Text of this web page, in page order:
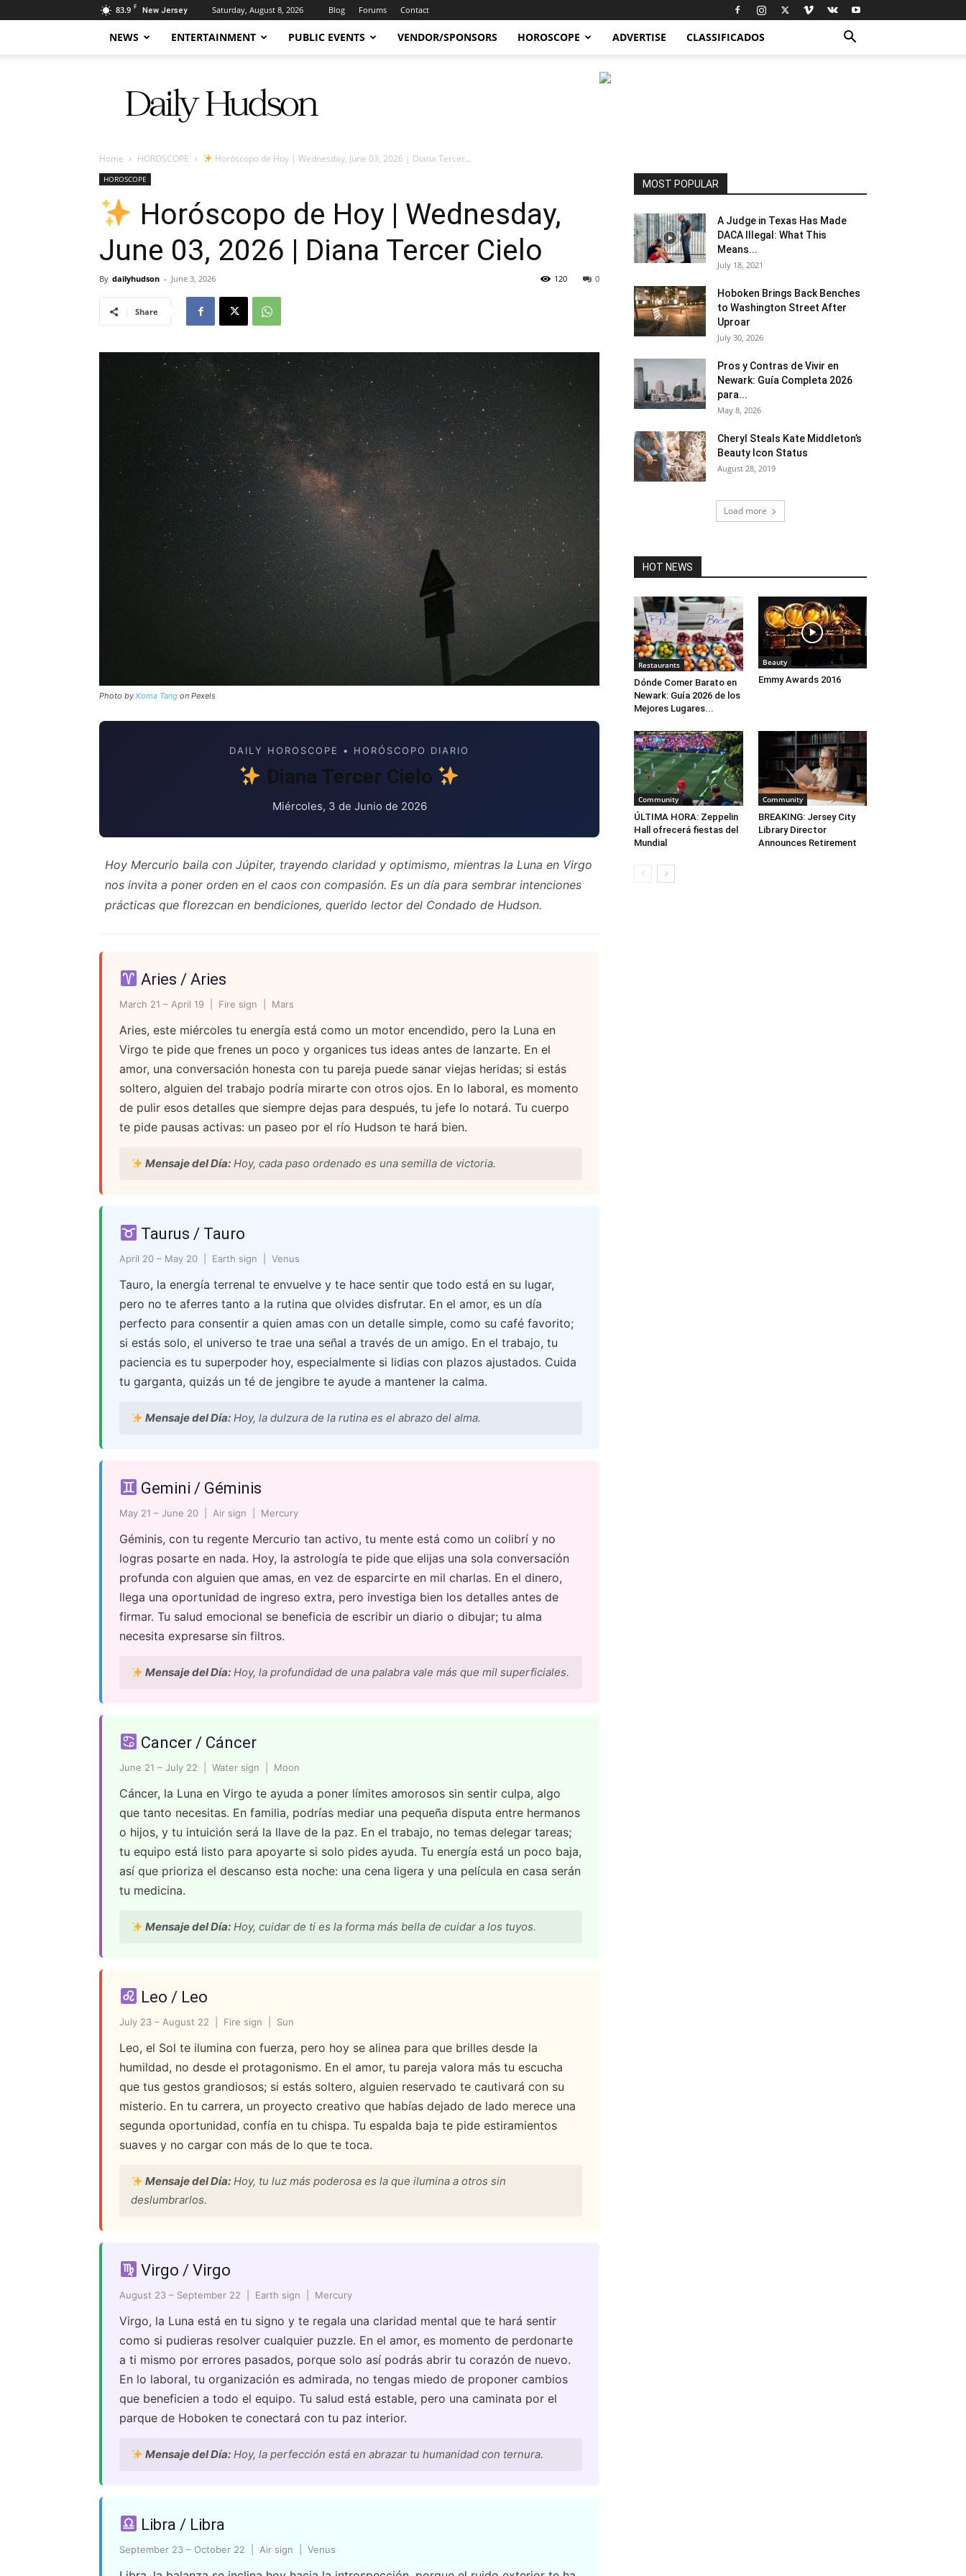
83.9 F New Jersey Saturday, August 8, 2026 Blog Forums Contact
NEWS ENTERTAINMENT PUBLIC EVENTS VENDOR/SPONSORS HOROSCOPE ADVERTISE CLASSIFICADOS
Hudson
Home HOROSCOPE Horóscopo de Hoy | Wednesday, June 03, 2026 | Diana Tercer...
HOROSCOPE
Horóscopo de Hoy | Wednesday,
June 03, 2026 | Diana Tercer Cielo
By dailyhudson - June 3, 2026 0
120
Share
Photo by Koma Tang on Pexels
DAILY HOROSCOPE • HORÓSCOPO DIARIO
Diana Tercer Cielo
Miércoles, 3 de Junio de 2026
Hoy Mercurio baila con Júpiter, trayendo claridad y optimismo, mientras la Luna en Virgo
nos invita a poner orden en el caos con compasión. Es un día para sembrar intenciones
prácticas que florezcan en bendiciones, querido lector del Condado de Hudson.
Aries / Aries
March 21 – April 19 | Fire sign | Mars
Aries, este miércoles tu energía está como un motor encendido, pero la Luna en
Virgo te pide que frenes un poco y organices tus ideas antes de lanzarte. En el
amor, una conversación honesta con tu pareja puede sanar viejas heridas; si estás
soltero, alguien del trabajo podría mirarte con otros ojos. En lo laboral, es momento
de pulir esos detalles que siempre dejas para después, tu jefe lo notará. Tu cuerpo
te pide pausas activas: un paseo por el río Hudson te hará bien.
Mensaje del Día: Hoy, cada paso ordenado es una semilla de victoria.
Taurus / Tauro
April 20 – May 20 | Earth sign | Venus
Tauro, la energía terrenal te envuelve y te hace sentir que todo está en su lugar,
pero no te aferres tanto a la rutina que olvides disfrutar. En el amor, es un día
perfecto para consentir a quien amas con un detalle simple, como su café favorito;
si estás solo, el universo te trae una señal a través de un amigo. En el trabajo, tu
paciencia es tu superpoder hoy, especialmente si lidias con plazos ajustados. Cuida
tu garganta, quizás un té de jengibre te ayude a mantener la calma.
Mensaje del Día: Hoy, la dulzura de la rutina es el abrazo del alma.
Gemini / Géminis
May 21 – June 20 | Air sign | Mercury
Géminis, con tu regente Mercurio tan activo, tu mente está como un colibrí y no
logras posarte en nada. Hoy, la astrología te pide que elijas una sola conversación
profunda con alguien que amas, en vez de esparcirte en mil charlas. En el dinero,
llega una oportunidad de ingreso extra, pero investiga bien los detalles antes de
firmar. Tu salud emocional se beneficia de escribir un diario o dibujar; tu alma
necesita expresarse sin filtros.
Mensaje del Día: Hoy, la profundidad de una palabra vale más que mil superficiales.
Cancer / Cáncer
June 21 – July 22 | Water sign | Moon
Cáncer, la Luna en Virgo te ayuda a poner límites amorosos sin sentir culpa, algo
que tanto necesitas. En familia, podrías mediar una pequeña disputa entre hermanos
o hijos, y tu intuición será la llave de la paz. En el trabajo, no temas delegar tareas;
tu equipo está listo para apoyarte si solo pides ayuda. Tu energía está un poco baja,
así que prioriza el descanso esta noche: una cena ligera y una película en casa serán
tu medicina.
Mensaje del Día: Hoy, cuidar de ti es la forma más bella de cuidar a los tuyos.
Leo / Leo
July 23 – August 22 | Fire sign | Sun
Leo, el Sol te ilumina con fuerza, pero hoy se alinea para que brilles desde la
humildad, no desde el protagonismo. En el amor, tu pareja valora más tu escucha
que tus gestos grandiosos; si estás soltero, alguien reservado te cautivará con su
misterio. En tu carrera, un proyecto creativo que habías dejado de lado merece una
segunda oportunidad, confía en tu chispa. Tu espalda baja te pide estiramientos
suaves y no cargar con más de lo que te toca.
Mensaje del Día: Hoy, tu luz más poderosa es la que ilumina a otros sin
deslumbrarlos.
Virgo / Virgo
August 23 – September 22 | Earth sign | Mercury
Virgo, la Luna está en tu signo y te regala una claridad mental que te hará sentir
como si pudieras resolver cualquier puzzle. En el amor, es momento de perdonarte
a ti mismo por errores pasados, porque solo así podrás abrir tu corazón de nuevo.
En lo laboral, tu organización es admirada, no tengas miedo de proponer cambios
que beneficien a todo el equipo. Tu salud está estable, pero una caminata por el
parque de Hoboken te conectará con tu paz interior.
Mensaje del Día: Hoy, la perfección está en abrazar tu humanidad con ternura.
Libra / Libra
September 23 – October 22 | Air sign | Venus
MOST POPULAR
A Judge in Texas Has Made
DACA Illegal: What This
Means...
July 18, 2021
Hoboken Brings Back Benches
to Washington Street After
Uproar
July 30, 2026
Pros y Contras de Vivir en
Newark: Guía Completa 2026
para...
May 8, 2026
Cheryl Steals Kate Middleton’s
Beauty Icon Status
August 28, 2019
Load more
HOT NEWS
Restaurants
Dónde Comer Barato en
Newark: Guía 2026 de los
Mejores Lugares...
Beauty
Emmy Awards 2016
Community
ÚLTIMA HORA: Zeppelin
Hall ofrecerá fiestas del
Mundial
Community
BREAKING: Jersey City
Library Director
Announces Retirement